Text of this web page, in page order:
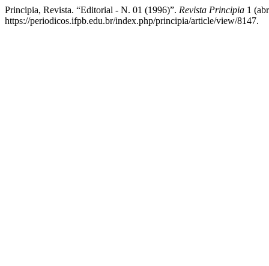
Principia, Revista. “Editorial - N. 01 (1996)”. Revista Principia 1
https://periodicos.ifpb.edu.br/index.php/principia/article/view/8147.